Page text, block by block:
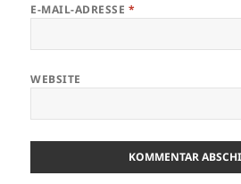
E-MAIL-ADRESSE *
WEBSITE